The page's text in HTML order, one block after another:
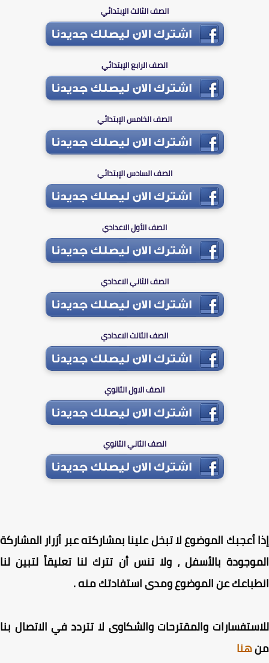
الصف الثالث الإبتدائي
الصف الرابع الإبتدائي
الصف الخامس الإبتدائي
الصف السادس الإبتدائي
الصف الأول الاعدادي
الصف الثاني الاعدادي
الصف الثالث الاعدادي
الصف الاول الثانوي
الصف الثاني الثانوي
أعجبك الموضوع لا تبخل علينا بمشاركته عبر أزرار المشاركة
بالأسفل ، ولا تنس أن تترك لنا تعليقاً لتبين لنا
عن الموضوع ومدى استفادتك منه .
والمقترحات والشكاوى لا تتردد في الاتصال بنا
هنا